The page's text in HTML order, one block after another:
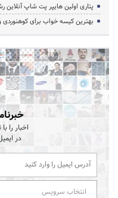
پتاری اولین هایپر پت شاپ
بهترین کیسه خواب برای
اخبار را
در
انتخاب سرویس